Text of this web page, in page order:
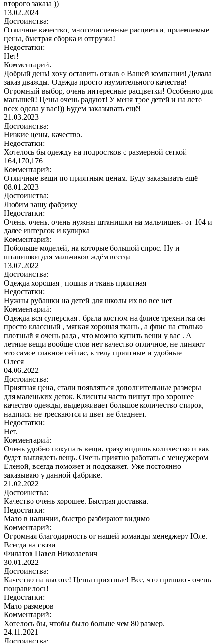
второго заказа ))
13.02.2024
Достоинства:
Отличное качество, многочисленные расцветки, приемлемые
цены, быстрая сборка и отгрузка!
Недостатки:
Нет!
Комментарий:
Добрый день! хочу оставить отзыв о Вашей компании! Делала
заказ дважды. Одежда просто изумительного качества!
Огромный выбор, очень интересные расцветки! Особенно для
малышей! Цены очень радуют! У меня трое детей и на лето
всех одела у вас!)) Будем заказывать ещё!
21.03.2023
Достоинства:
Низкие цены, качество.
Недостатки:
Хотелось бы одежду на подростков с размерной сеткой
164,170,176
Комментарий:
Отличные вещи по приятным ценам. Буду заказывать ещё
08.01.2023
Достоинства:
Любим вашу фабрику
Недостатки:
Очень, очень, очень нужны штанишки на мальчишек- от 104 и
далее интерлок и кулирка
Комментарий:
Побольше моделей, на которые большой спрос. Ну и
штанишки для мальчиков ждём всегда
13.07.2022
Достоинства:
Одежда хорошая , пошив и ткань приятная
Недостатки:
Нужны рубашки на детей для школы их во все нет
Комментарий:
Одежда вся суперская , брала костюм на флисе трехнитка он
просто классный , мягкая хорошая ткань , а флис на столько
плотный я очень рада , что можно купить вещи у вас . А
летние вещи вообще слов нет качество отличное, не линяют
это самое главное сейчас, к телу приятные и удобные
Олеся
04.06.2022
Достоинства:
Приятная цена, стали появляться дополнительные размеры
для маленьких деток. Клиенты часто пишут про хорошее
качество одежды, выдерживает большое количество стирок,
надписи не трескаются и цвет не бледнеет.
Недостатки:
Нет.
Комментарий:
Очень удобно покупать вещи, сразу видишь количество и как
будет выглядеть вещь. Очень приятно работать с менеджером
Еленой, всегда поможет и подскажет. Уже постоянно
заказываю у данной фабрике.
21.02.2022
Достоинства:
Качество очень хорошее. Быстрая доставка.
Недостатки:
Мало в наличии, быстро разбирают видимо
Комментарий:
Огромная благодарность от нашей команды менеджеру Юле.
Всегда на связи.
Филатов Павел Николаевич
30.01.2022
Достоинства:
Качество на высоте! Цены приятные! Все, что пришло - очень
понравилось!
Недостатки:
Мало размеров
Комментарий:
Хотелось бы, чтобы было больше чем 80 размер.
24.11.2021
Достоинства: